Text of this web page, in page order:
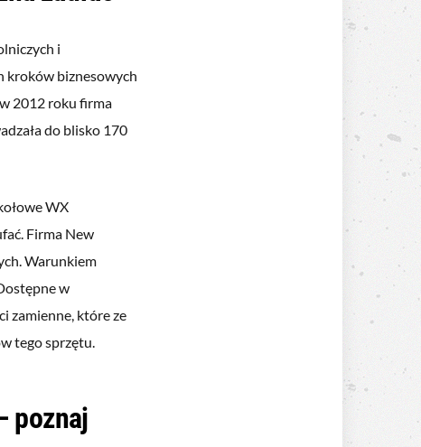
i
kroków biznesowych
2012 roku firma
do blisko 170
WX
Firma New
Warunkiem
w
zamienne, które ze
tego sprzętu.
poznaj